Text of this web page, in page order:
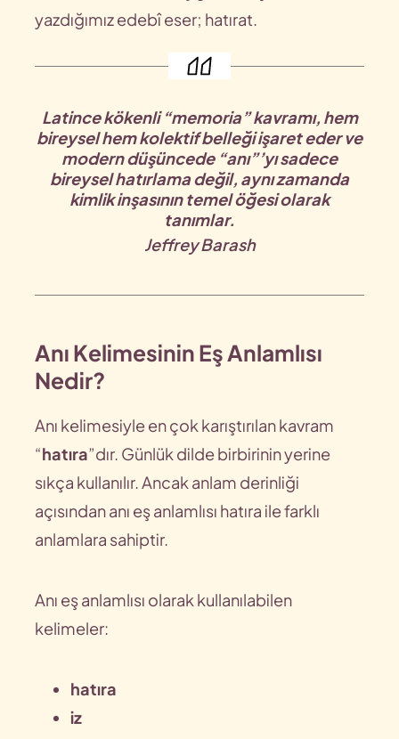
yazdığımız edebî eser; hatırat.
Latince kökenli “memoria” kavramı, hem
bireysel hem kolektif belleği işaret eder ve
modern düşüncede “anı”’yı sadece
bireysel hatırlama değil, aynı zamanda
kimlik inşasının temel öğesi olarak
tanımlar.
Jeffrey Barash
Anı Kelimesinin Eş Anlamlısı
Nedir?
Anı kelimesiyle en çok karıştırılan kavram
“hatıra”dır. Günlük dilde birbirinin yerine
sıkça kullanılır. Ancak anlam derinliği
açısından anı eş anlamlısı hatıra ile farklı
anlamlara sahiptir.
Anı eş anlamlısı olarak kullanılabilen
kelimeler:
hatıra
iz